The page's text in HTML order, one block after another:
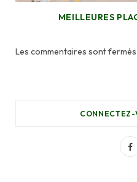
MEILLEURES
Les commentaires sont fermés.
CONNECTEZ-
F